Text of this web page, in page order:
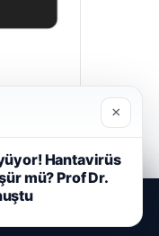
×
Hantavirüs
mü? Prof Dr.